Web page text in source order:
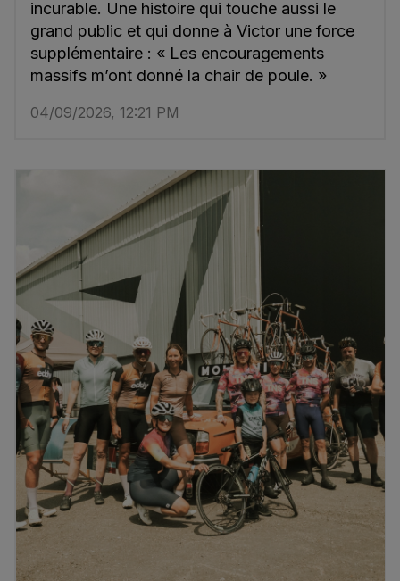
incurable. Une histoire qui touche aussi le
grand public et qui donne à Victor une force
supplémentaire : « Les encouragements
massifs m’ont donné la chair de poule. »
04/09/2026, 12:21 PM